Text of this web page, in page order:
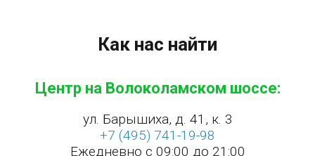
Как нас найти
Центр на Волоколамском шоссе:
ул. Барышиха, д. 41, к. 3
+7 (495) 741-19-98
Ежедневно с 09:00 до 21:00